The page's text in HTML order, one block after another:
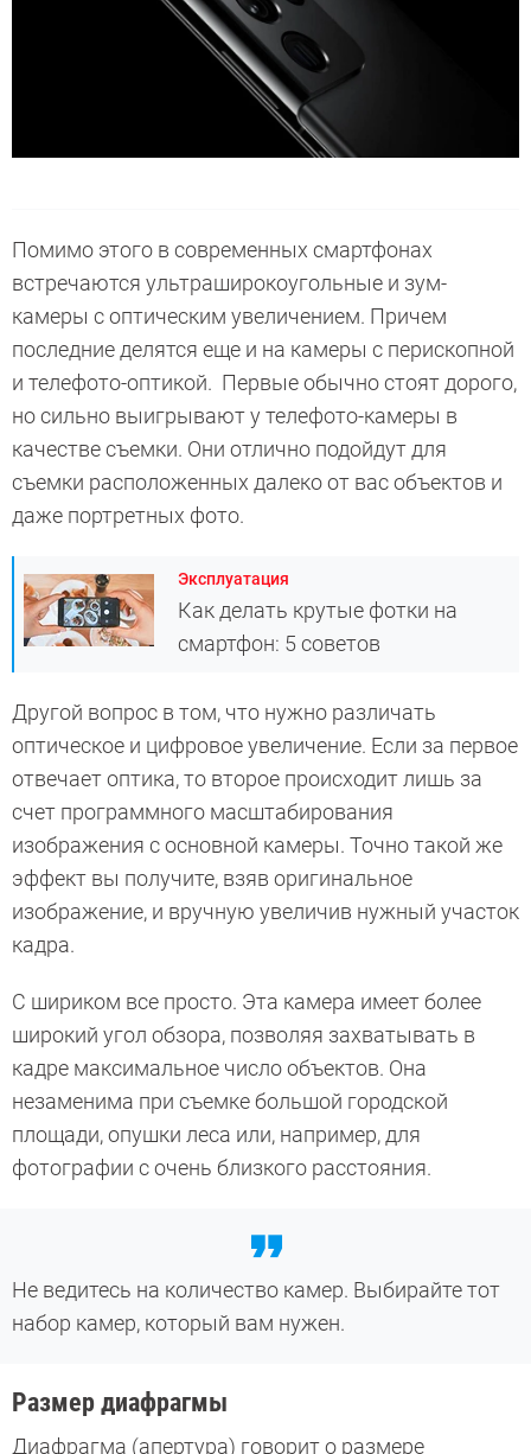
Помимо этого в современных смартфонах
встречаются ультраширокоугольные и зум-
камеры с оптическим увеличением. Причем
последние делятся еще и на камеры с перископной
и телефото-оптикой. Первые обычно стоят дорого,
но сильно выигрывают у телефото-камеры в
качестве съемки. Они отлично подойдут для
съемки расположенных далеко от вас объектов и
даже портретных фото.
Эксплуатация
Как делать крутые фотки на
смартфон: 5 советов
Другой вопрос в том, что нужно различать
оптическое и цифровое увеличение. Если за первое
отвечает оптика, то второе происходит лишь за
счет программного масштабирования
изображения с основной камеры. Точно такой же
эффект вы получите, взяв оригинальное
изображение, и вручную увеличив нужный участок
кадра.
С шириком все просто. Эта камера имеет более
широкий угол обзора, позволяя захватывать в
кадре максимальное число объектов. Она
незаменима при съемке большой городской
площади, опушки леса или, например, для
фотографии с очень близкого расстояния.
Не ведитесь на количество камер. Выбирайте тот
набор камер, который вам нужен.
Размер диафрагмы
Диафрагма (апертура) говорит о размере